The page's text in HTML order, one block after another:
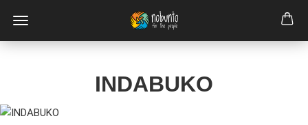
INDABUKO